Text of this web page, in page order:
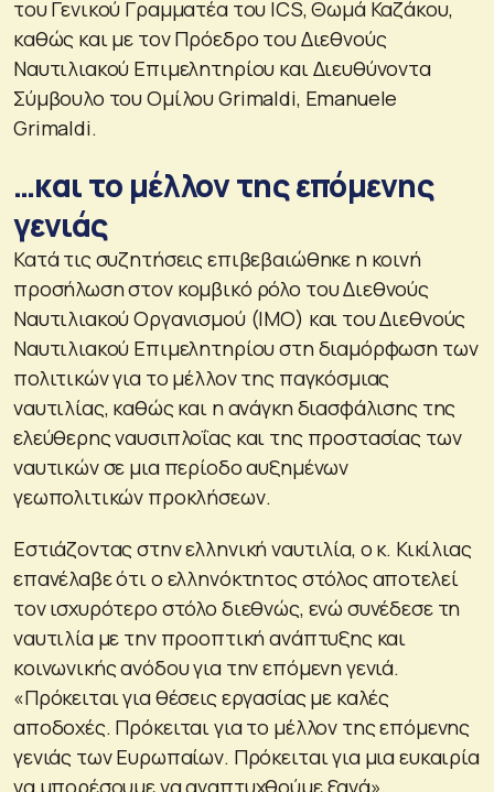
του Γενικού Γραμματέα του ICS, Θωμά Καζάκου,
καθώς και με τον Πρόεδρο του Διεθνούς
Ναυτιλιακού Επιμελητηρίου και Διευθύνοντα
Σύμβουλο του Ομίλου Grimaldi, Emanuele
Grimaldi.
…και το μέλλον της επόμενης
γενιάς
Κατά τις συζητήσεις επιβεβαιώθηκε η κοινή
προσήλωση στον κομβικό ρόλο του Διεθνούς
Ναυτιλιακού Οργανισμού (IMO) και του Διεθνούς
Ναυτιλιακού Επιμελητηρίου στη διαμόρφωση των
πολιτικών για το μέλλον της παγκόσμιας
ναυτιλίας, καθώς και η ανάγκη διασφάλισης της
ελεύθερης ναυσιπλοΐας και της προστασίας των
ναυτικών σε μια περίοδο αυξημένων
γεωπολιτικών προκλήσεων.
Εστιάζοντας στην ελληνική ναυτιλία, ο κ. Κικίλιας
επανέλαβε ότι ο ελληνόκτητος στόλος αποτελεί
τον ισχυρότερο στόλο διεθνώς, ενώ συνέδεσε τη
ναυτιλία με την προοπτική ανάπτυξης και
κοινωνικής ανόδου για την επόμενη γενιά.
«Πρόκειται για θέσεις εργασίας με καλές
αποδοχές. Πρόκειται για το μέλλον της επόμενης
γενιάς των Ευρωπαίων. Πρόκειται για μια ευκαιρία
να μπορέσουμε να αναπτυχθούμε ξανά»,